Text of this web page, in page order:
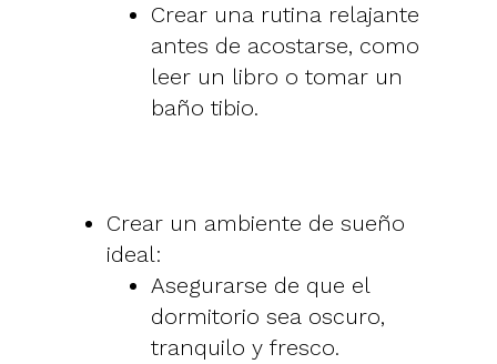
Crear una rutina relajante
antes de acostarse, como
leer un libro o tomar un
baño tibio.
Crear un ambiente de sueño
ideal:
Asegurarse de que el
dormitorio sea oscuro,
tranquilo y fresco.